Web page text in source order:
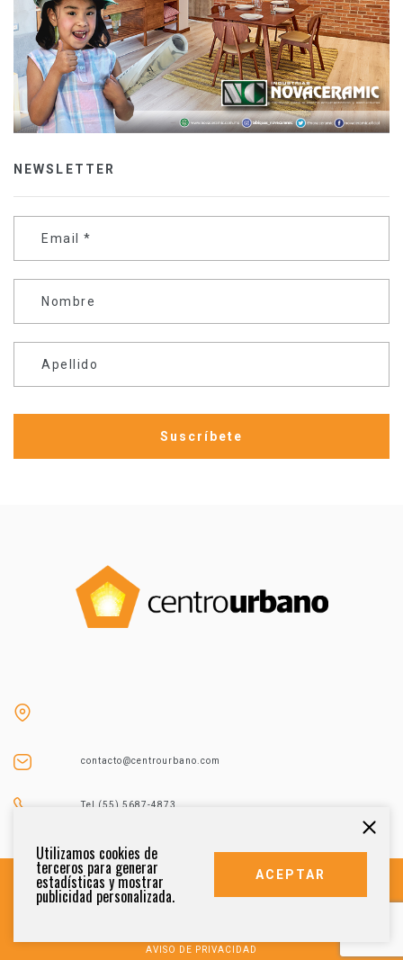
NEWSLETTER
Email *
Nombre
Apellido
contacto@centrourbano.com
Tel (55) 5687-4873
AVISO DE PRIVACIDAD
Utilizamos cookies de
terceros para generar
estadísticas y mostrar
publicidad personalizada.
ACEPTAR